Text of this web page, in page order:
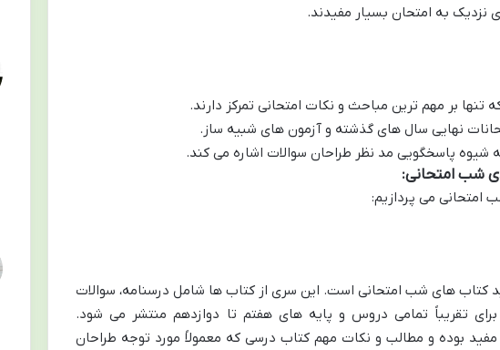
نزدیک به امتحان بسیار مفیدند.
تنها بر مهم ترین مباحث و نکات امتحانی تمرکز دارند.
نهایی سال های گذشته و آزمون های شبیه ساز.
شیوه پاسخگویی مد نظر طراحان سوالات اشاره می کند.
شب امتحانی:
امتحانی می پردازیم:
کتاب های شب امتحانی است. این سری از کتاب ها شامل درسنامه، سوالات
تقریباً تمامی دروس و پایه های هفتم تا دوازدهم منتشر می شود.
بوده و مطالب و نکات مهم کتاب درسی که معمولاً مورد توجه طراحان